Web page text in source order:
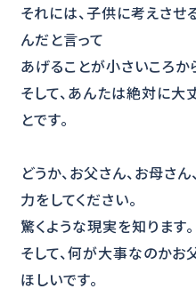
それには、子供に考えさせ
んだと言って
あげることが小さいころか
そして、あんたは絶対に大
とです。
どうか、お父さん、お母さ
力をしてください。
驚くような現実を知ります。
そして、何が大事なのかお
ほしいです。